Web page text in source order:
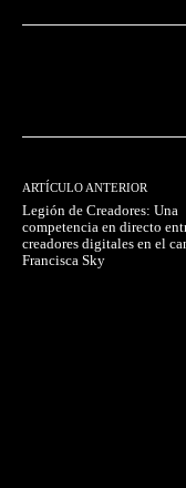
ARTÍCULO ANTERIOR
Legión de Creadores: Una
competencia en directo
creadores digitales en el
Francisca Sky